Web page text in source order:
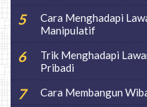
Cara Menghadapi
Manipulatif
Trik Menghadapi
Pribadi
Cara Membangun